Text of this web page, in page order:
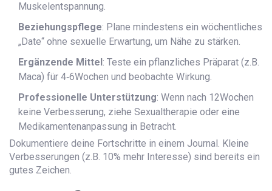
Muskelentspannung.
Beziehungspflege: Plane mindestens ein wöchentliches
„Date“ ohne sexuelle Erwartung, um Nähe zu stärken.
Ergänzende Mittel : Teste ein pflanzliches Präparat (z.B.
Maca) für 4‑6Wochen und beobachte Wirkung.
Professionelle Unterstützung: Wenn nach 12Wochen
keine Verbesserung, ziehe Sexualtherapie oder eine
Medikamentenanpassung in Betracht.
Dokumentiere deine Fortschritte in einem Journal. Kleine
Verbesserungen (z.B. 10% mehr Interesse) sind bereits ein
gutes Zeichen.